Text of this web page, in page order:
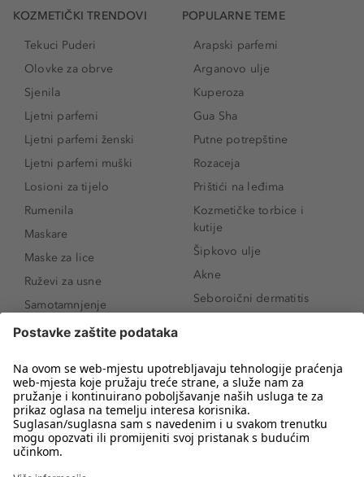
KOZMETIČKI TRENDOVI
Tekuci Puderi
Olovke za obrve
Sjenila
Ljetni parfemi
Ljetni parfemi ženski
Ljetni parfemi muški
Losioni za tijelo
Rumenila
Maskare
Maske za lice
Ruževi za usne
Samotamnjenje
Puderi
Proizvodi za obrve
Sunce i zaštita
Serumi za lice
Proizvodi za čišćenje lica
POPULARNE TEME
Arapski parfemi
Arganovo ulje
Kuperoza
Gua Sha
Putne potrepštine
Rozaceja
Prištići na leđima
Kozmetičke torbice i
kutije
Šipkovo ulje
Akne
Seboroični dermatitis
Novo
Koji mi parfem
odgovara?
Kako našminkati oči da